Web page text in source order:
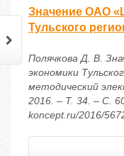
Значение ОАО
Тульского
Полячкова Д. В.
экономики
методический
2016. – Т. 34. – С.
koncept.ru/2016/